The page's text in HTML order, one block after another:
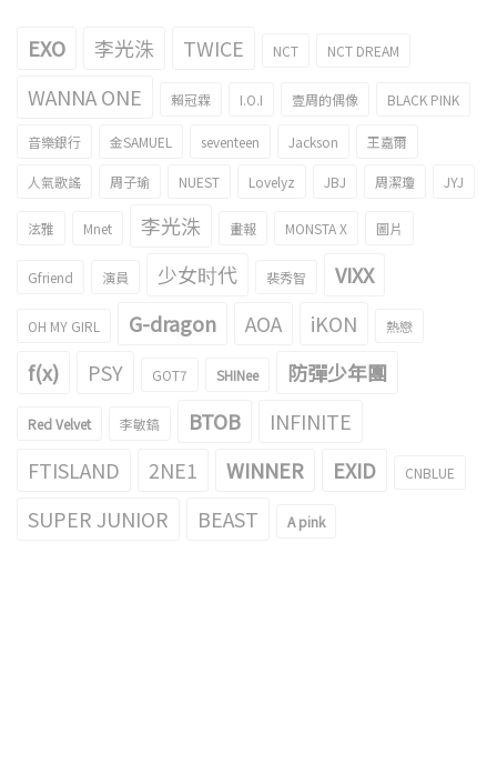
EXO 李光洙 TWICE NCT NCT DREAM
WANNA ONE 賴冠霖 I.O.I 壹周的偶像 BLACK PINK
音樂銀行 金SAMUEL seventeen Jackson 王嘉爾
人氣歌謠 周子瑜 NUEST Lovelyz JBJ 周潔瓊 JYJ
泫雅 Mnet 李光洙 畫報 MONSTA X 圖片
Gfriend 演員 少女时代 裴秀智 VIXX
OH MY GIRL G-dragon AOA iKON 熱戀
f(x) PSY GOT7 SHINee 防彈少年團
Red Velvet 李敏鎬 BTOB
INFINITE
FTISLAND
2NE1 WINNER EXID CNBLUE
SUPER JUNIOR BEAST A pink